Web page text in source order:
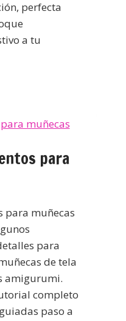
perfecta
a tu
para
para muñecas
para
de tela
amigurumi.
completo
paso a